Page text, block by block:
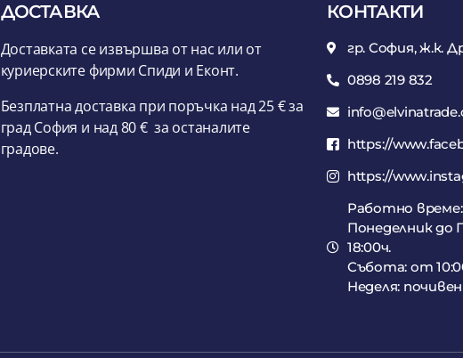
ДОСТАВКА
Доставката се извършва от нас или от
куриерските фирми Спиди и Еконт.
Безплатна доставка при поръчка над 25 € за
град София и над 80 € за останалите
градове.
КОНТАКТИ
гр. София, ж.к.
0898 219 832
https://
https://
Работно време:
Понеделник до
18:00ч.
Събота: от
Неделя: